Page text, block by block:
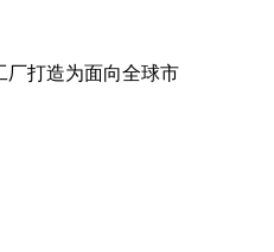
打造为面向全球市